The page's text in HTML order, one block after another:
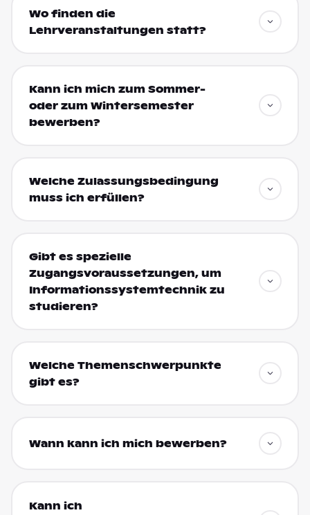
Wo finden die
Lehrveranstaltungen statt?
Kann ich mich zum Sommer-
oder zum Wintersemester
bewerben?
Welche Zulassungsbedingung
muss ich erfüllen?
Gibt es spezielle
Zugangsvoraussetzungen, um
Informationssystemtechnik zu
studieren?
Welche Themenschwerpunkte
gibt es?
Wann kann ich mich bewerben?
Kann ich